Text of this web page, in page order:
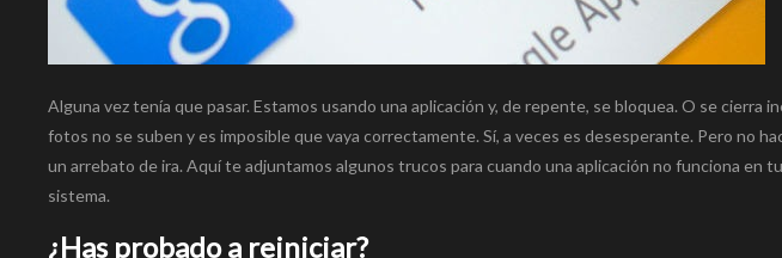
Alguna vez tenía que pasar. Estamos usando una aplicación y, de repente, se bloquea. O se cierra
fotos no se suben y es imposible que vaya correctamente. Sí, a veces es desesperante. Pero no
un arrebato de ira. Aquí te adjuntamos algunos trucos para cuando una aplicación no funciona en
sistema.
¿Has probado a reiniciar?